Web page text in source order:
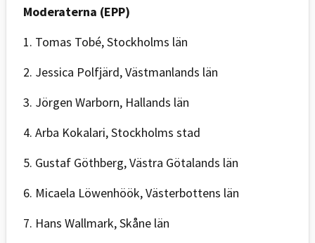
Moderaterna (EPP)
1. Tomas Tobé, Stockholms län
2. Jessica Polfjärd, Västmanlands län
3. Jörgen Warborn, Hallands län
4. Arba Kokalari, Stockholms stad
5. Gustaf Göthberg, Västra Götalands län
6. Micaela Löwenhöök, Västerbottens län
7. Hans Wallmark, Skåne län